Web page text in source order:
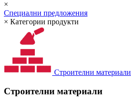
×
Специални предложения
× Категории продукти
Строителни материали
Строителни материали